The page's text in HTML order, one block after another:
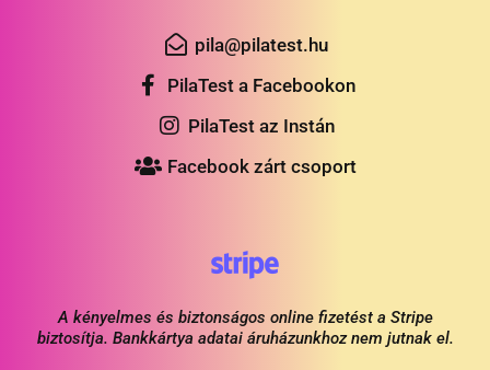
pila@pilatest.hu
PilaTest a Facebookon
PilaTest az Instán
Facebook zárt csoport
A kényelmes és biztonságos online fizetést a Stripe
biztosítja. Bankkártya adatai áruházunkhoz nem jutnak el.